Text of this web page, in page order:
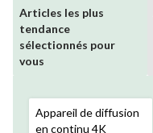
Articles les plus
tendance
sélectionnés pour
vous
Appareil de diffusion
en continu 4K